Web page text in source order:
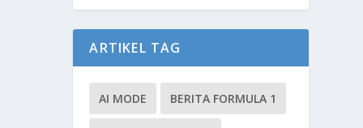
ARTIKEL TAG
AI MODE BERITA FORMULA 1